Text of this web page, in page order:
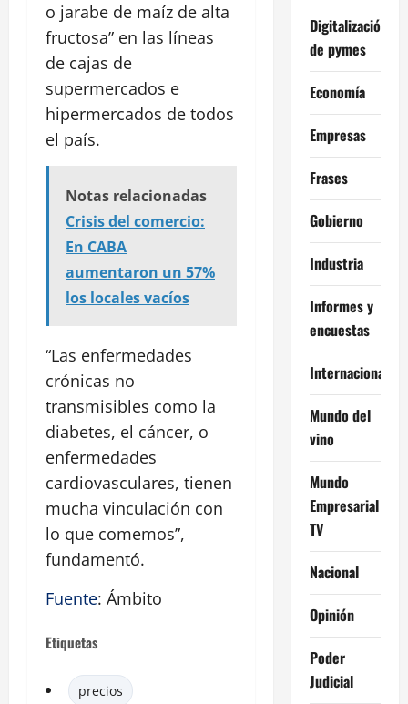
o jarabe de maíz de alta
fructosa” en las líneas
de cajas de
supermercados e
hipermercados de todos
el país.
Notas relacionadas
Crisis del comercio:
En CABA
aumentaron un 57%
los locales vacíos
“Las enfermedades
crónicas no
transmisibles como la
diabetes, el cáncer, o
enfermedades
cardiovasculares, tienen
mucha vinculación con
lo que comemos”,
fundamentó.
Fuente: Ámbito
Etiquetas
precios
Digitalización
de pymes
Economía
Empresas
Frases
Gobierno
Industria
Informes y
encuestas
Internacional
Mundo del
vino
Mundo
Empresarial
TV
Nacional
Opinión
Poder
Judicial